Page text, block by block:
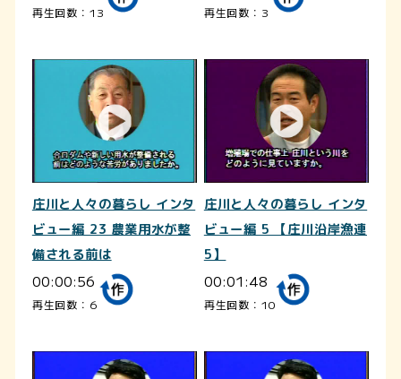
再生回数：13 再生回数：3
庄川と人々の暮らし インタ
ビュー編 23 農業用水が整
備される前は
00:00:56
再生回数：6
庄川と人々の暮らし インタ
ビュー編 5 【庄川沿岸漁連
5】
00:01:48
再生回数：10